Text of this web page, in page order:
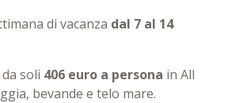
di vacanza dal 7 al 14
soli 406 euro a persona in All
bevande e telo mare.